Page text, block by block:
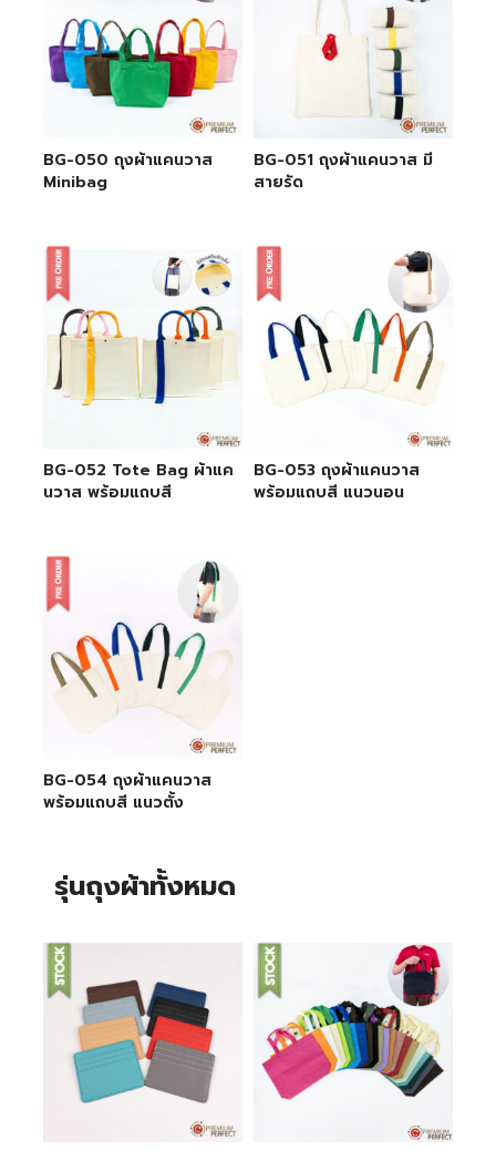
BG-050 ถุงผ้าแคนวาส
Minibag
BG-051 ถุงผ้าแคนวาส มี
สายรัด
BG-052 Tote Bag ผ้าแค
นวาส พร้อมแถบสี
BG-053 ถุงผ้าแคนวาส
พร้อมแถบสี แนวนอน
BG-054 ถุงผ้าแคนวาส
พร้อมแถบสี แนวตั้ง
รุ่นถุงผ้าทั้งหมด